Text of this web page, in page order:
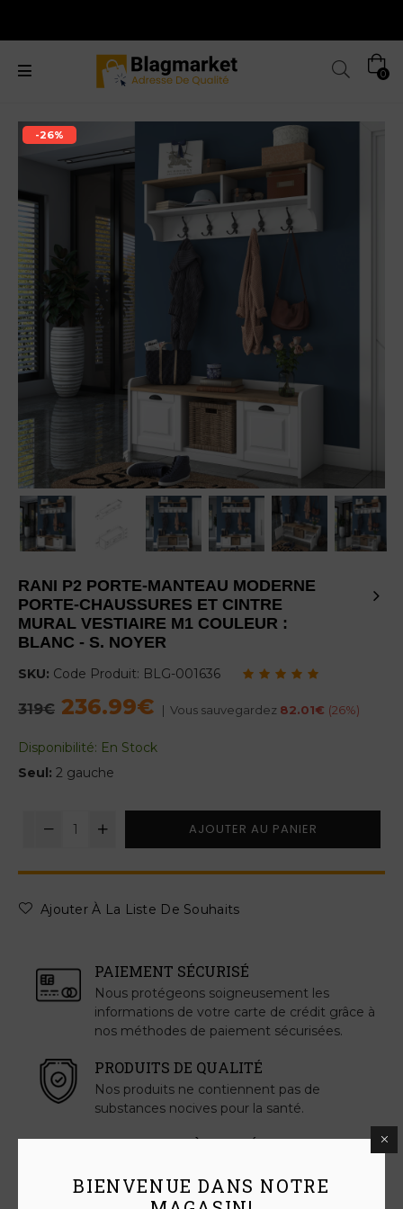
0
-26%
RANI P2 PORTE-MANTEAU MODERNE
PORTE-CHAUSSURES ET CINTRE
MURAL VESTIAIRE M1 COULEUR :
BLANC - S. NOYER
SKU: Code Produit: BLG-001636
Regular
319€ 236.99€ | Vous sauvegardez 82.01€ (26%)
Disponibilité: En Stock
Seul: 2 gauche
AJOUTER AU PANIER
Ajouter À La Liste De Souhaits
PAIEMENT SÉCURISÉ
Nous protégeons soigneusement les
informations de votre carte de crédit grâce à
nos méthodes de paiement sécurisées.
PRODUITS DE QUALITÉ
Nos produits ne contiennent pas de
substances nocives pour la santé.
ASSISTANCE À L'EXPÉDITION
BIENVENUE DANS NOTRE